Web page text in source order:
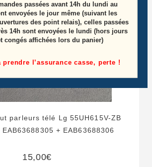
parleurs télé Lg 55UH615V-ZB
+ EAB63688306
15,00€
passées avant 14h du lundi au
envoyées le jour même (suivant les
des point relais), celles passées
14h sont envoyées le lundi (hors jours
congés affichées lors du panier)
prendre l’assurance casse, perte !